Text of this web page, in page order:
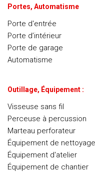
Portes, Automatisme
Porte d'entrée
Porte d’intérieur
Porte de garage
Automatisme
Outillage, Équipement :
Visseuse sans fil
Perceuse à percussion
Marteau perforateur
Équipement de nettoyage
Équipement d'atelier
Équipement de chantier